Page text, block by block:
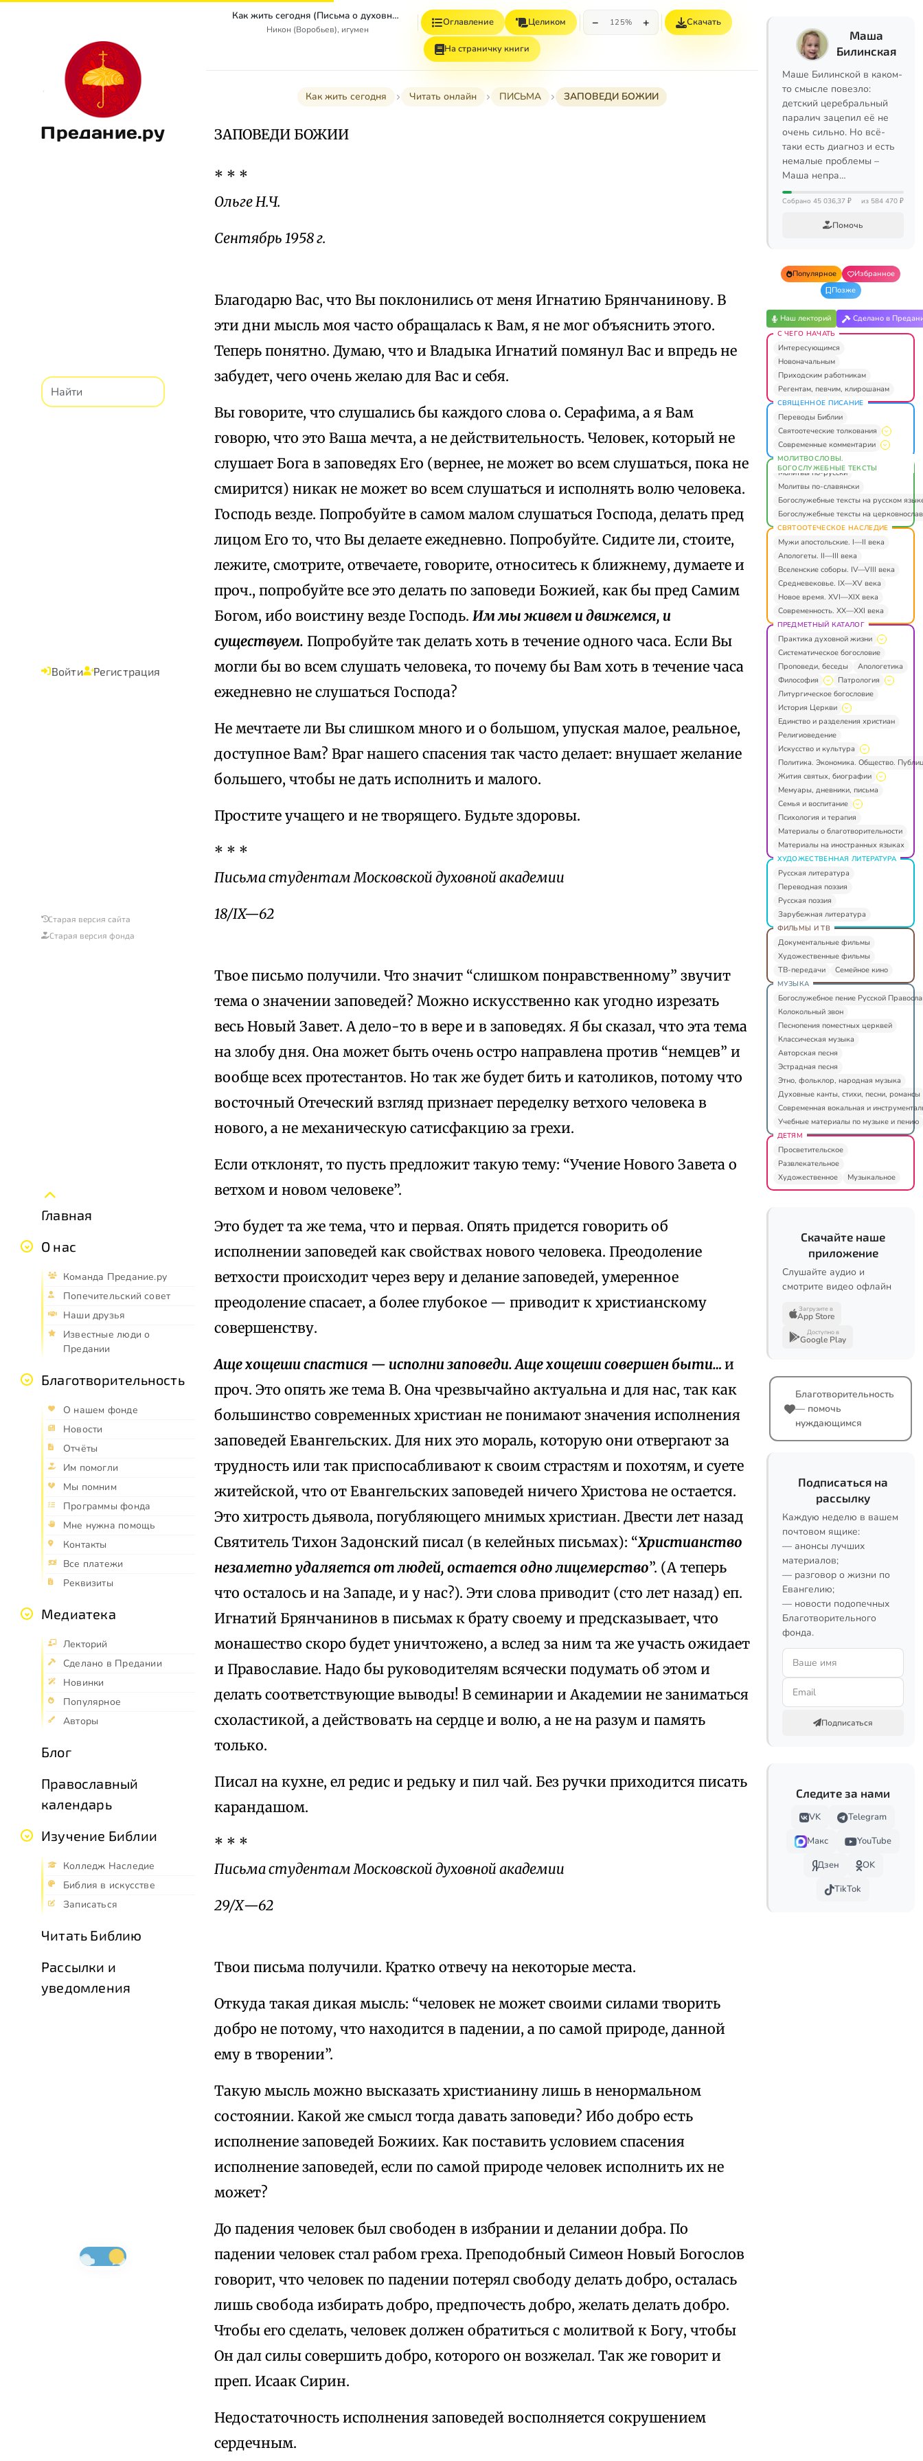
Предание.ру
Войти Регистрация
Старая версия сайта
Старая версия фонда
Главная
О нас
Команда Предание.ру
Попечительский совет
Наши друзья
Известные люди о
Предании
Благотворительность
О нашем фонде
Новости
Отчёты
Им помогли
Мы помним
Программы фонда
Мне нужна помощь
Контакты
Все платежи
Реквизиты
Медиатека
Лекторий
Сделано в Предании
Новинки
Популярное
Авторы
Блог
Православный
календарь
Изучение Библии
Колледж Наследие
Библия в искусстве
Записаться
Читать Библию
Рассылки и
уведомления
Как жить сегодня (Письма о духовной жизни)
Никон (Воробьев), игумен
Оглавление Целиком − 125% + Скачать
На страничку книги
Как жить сегодня Читать онлайн ПИСЬМА ЗАПОВЕДИ БОЖИИ
ЗАПОВЕДИ БОЖИИ
* * *
Ольге Н.Ч.
Сентябрь 1958 г.
Благодарю Вас, что Вы поклонились от меня Игнатию Брянчанинову. В
эти дни мысль моя часто обращалась к Вам, я не мог объяснить этого.
Теперь понятно. Думаю, что и Владыка Игнатий помянул Вас и впредь не
забудет, чего очень желаю для Вас и себя.
Вы говорите, что слушались бы каждого слова о. Серафима, а я Вам
говорю, что это Ваша мечта, а не действительность. Человек, который не
слушает Бога в заповедях Его (вернее, не может во всем слушаться, пока не
смирится) никак не может во всем слушаться и исполнять волю человека.
Господь везде. Попробуйте в самом малом слушаться Господа, делать пред
лицом Его то, что Вы делаете ежедневно. Попробуйте. Сидите ли, стоите,
лежите, смотрите, отвечаете, говорите, относитесь к ближнему, думаете и
проч., попробуйте все это делать по заповеди Божией, как бы пред Самим
Богом, ибо воистину везде Господь. Им мы живем и движемся, и
существуем. Попробуйте так делать хоть в течение одного часа. Если Вы
могли бы во всем слушать человека, то почему бы Вам хоть в течение часа
ежедневно не слушаться Господа?
Не мечтаете ли Вы слишком много и о большом, упуская малое, реальное,
доступное Вам? Враг нашего спасения так часто делает: внушает желание
большего, чтобы не дать исполнить и малого.
Простите учащего и не творящего. Будьте здоровы.
* * *
Письма студентам Московской духовной академии
18/IX—62
Твое письмо получили. Что значит “слишком понравственному” звучит
тема о значении заповедей? Можно искусственно как угодно изрезать
весь Новый Завет. А дело-то в вере и в заповедях. Я бы сказал, что эта тема
на злобу дня. Она может быть очень остро направлена против “немцев” и
вообще всех протестантов. Но так же будет бить и католиков, потому что
восточный Отеческий взгляд признает переделку ветхого человека в
нового, а не механическую сатисфакцию за грехи.
Если отклонят, то пусть предложит такую тему: “Учение Нового Завета о
ветхом и новом человеке”.
Это будет та же тема, что и первая. Опять придется говорить об
исполнении заповедей как свойствах нового человека. Преодоление
ветхости происходит через веру и делание заповедей, умеренное
преодоление спасает, а более глубокое — приводит к христианскому
совершенству.
Аще хощеши спастися — исполни заповеди. Аще хощеши совершен быти… и
проч. Это опять же тема В. Она чрезвычайно актуальна и для нас, так как
большинство современных христиан не понимают значения исполнения
заповедей Евангельских. Для них это мораль, которую они отвергают за
трудность или так приспосабливают к своим страстям и похотям, и суете
житейской, что от Евангельских заповедей ничего Христова не остается.
Это хитрость дьявола, погубляющего мнимых христиан. Двести лет назад
Святитель Тихон Задонский писал (в келейных письмах): “Христианство
незаметно удаляется от людей, остается одно лицемерство”. (А теперь
что осталось и на Западе, и у нас?). Эти слова приводит (сто лет назад) еп.
Игнатий Брянчанинов в письмах к брату своему и предсказывает, что
монашество скоро будет уничтожено, а вслед за ним та же участь ожидает
и Православие. Надо бы руководителям всячески подумать об этом и
делать соответствующие выводы! В семинарии и Академии не заниматься
схоластикой, а действовать на сердце и волю, а не на разум и память
только.
Писал на кухне, ел редис и редьку и пил чай. Без ручки приходится писать
карандашом.
* * *
Письма студентам Московской духовной академии
29/Х—62
Твои письма получили. Кратко отвечу на некоторые места.
Откуда такая дикая мысль: “человек не может своими силами творить
добро не потому, что находится в падении, а по самой природе, данной
ему в творении”.
Такую мысль можно высказать христианину лишь в ненормальном
состоянии. Какой же смысл тогда давать заповеди? Ибо добро есть
исполнение заповедей Божиих. Как поставить условием спасения
исполнение заповедей, если по самой природе человек исполнить их не
может?
До падения человек был свободен в избрании и делании добра. По
падении человек стал рабом греха. Преподобный Симеон Новый Богослов
говорит, что человек по падении потерял свободу делать добро, осталась
лишь свобода избирать добро, предпочесть добро, желать делать добро.
Чтобы его сделать, человек должен обратиться с молитвой к Богу, чтобы
Он дал силы совершить добро, которого он возжелал. Так же говорит и
преп. Исаак Сирин.
Недостаточность исполнения заповедей восполняется сокрушением
сердечным.
Маша
Билинская
Маше Билинской в каком-
то смысле повезло:
детский церебральный
паралич зацепил её не
очень сильно. Но всё-
таки есть диагноз и есть
немалые проблемы –
Маша непра…
Собрано 45 036,37 ₽ из 584 470 ₽
Помочь
Популярное
Избранное
Позже
Наш лекторий Сделано в
С ЧЕГО НАЧАТЬ
Интересующимся
Новоначальным
Приходским работникам
Регентам, певчим, клирошанам
СВЯЩЕННОЕ ПИСАНИЕ
Переводы Библии
Святоотеческие толкования
Современные комментарии
МОЛИТВОСЛОВЫ.
БОГОСЛУЖЕБНЫЕ ТЕКСТЫ
Молитвы по-русски
Молитвы по-славянски
Богослужебные тексты на русском
Богослужебные тексты на
СВЯТООТЕЧЕСКОЕ НАСЛЕДИЕ
Мужи апостольские. I—II века
Апологеты. II—III века
Вселенские соборы. IV—VIII века
Средневековье. IX—XV века
Новое время. XVI—XIX века
Современность. XX—XXI века
ПРЕДМЕТНЫЙ КАТАЛОГ
Практика духовной жизни
Систематическое богословие
Проповеди, беседы
Апологетика
Философия
Патрология
Литургическое богословие
История Церкви
Единство и разделения христиан
Религиоведение
Искусство и культура
Политика. Экономика. Общество.
Жития святых, биографии
Мемуары, дневники, письма
Семья и воспитание
Психология и терапия
Материалы о благотворительности
Материалы на иностранных языках
ХУДОЖЕСТВЕННАЯ ЛИТЕРАТУРА
Русская литература
Переводная поэзия
Русская поэзия
Зарубежная литература
ФИЛЬМЫ И ТВ
Документальные фильмы
Художественные фильмы
ТВ-передачи
Семейное кино
МУЗЫКА
Богослужебное пение Русской
Колокольный звон
Песнопения поместных церквей
Классическая музыка
Авторская песня
Эстрадная песня
Этно, фольклор, народная музыка
Духовные канты, стихи, песни, романсы
Современная вокальная и
Учебные материалы по музыке и пению
ДЕТЯМ
Просветительское
Развлекательное
Художественное
Музыкальное
Скачайте наше
приложение
Слушайте аудио и
смотрите видео офлайн
Загрузите в
App Store
Доступно в
Google Play
Благотворительность
— помочь
нуждающимся
Подписаться на
рассылку
Каждую неделю в вашем
почтовом ящике:
— анонсы лучших
материалов;
— разговор о жизни по
Евангелию;
— новости подопечных
Благотворительного
фонда.
Подписаться
Следите за нами
VK
Telegram
Макс
YouTube
Дзен
OK
TikTok